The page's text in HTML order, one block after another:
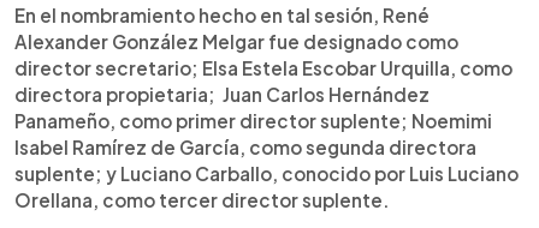
En el nombramiento hecho en tal sesión, René
Alexander González Melgar fue designado como
director secretario; Elsa Estela Escobar Urquilla, como
directora propietaria; Juan Carlos Hernández
Panameño, como primer director suplente; Noemimi
Isabel Ramírez de García, como segunda directora
suplente; y Luciano Carballo, conocido por Luis Luciano
Orellana, como tercer director suplente.